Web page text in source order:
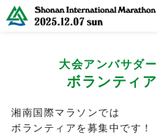
大会アンバサダ
ボランティ
湘南国際マラソンでは
ボランティアを募集中です！